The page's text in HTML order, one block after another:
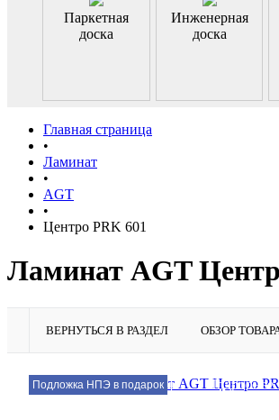
Паркетная
доска
Инженерная
доска
Главная страница
•
Ламинат
•
AGT
•
Центро PRK 601
Ламинат AGT
ВЕРНУТЬСЯ В РАЗДЕЛ ОБЗОР
Подложка НПЭ в подарок Подробнее